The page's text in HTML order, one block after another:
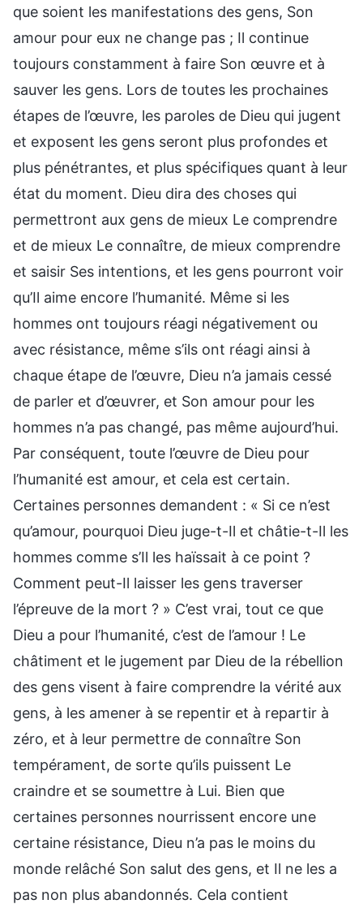
que soient les manifestations des gens, Son
amour pour eux ne change pas ; Il continue
toujours constamment à faire Son œuvre et à
sauver les gens. Lors de toutes les prochaines
étapes de l’œuvre, les paroles de Dieu qui jugent
et exposent les gens seront plus profondes et
plus pénétrantes, et plus spécifiques quant à leur
état du moment. Dieu dira des choses qui
permettront aux gens de mieux Le comprendre
et de mieux Le connaître, de mieux comprendre
et saisir Ses intentions, et les gens pourront voir
qu’Il aime encore l’humanité. Même si les
hommes ont toujours réagi négativement ou
avec résistance, même s’ils ont réagi ainsi à
chaque étape de l’œuvre, Dieu n’a jamais cessé
de parler et d’œuvrer, et Son amour pour les
hommes n’a pas changé, pas même aujourd’hui.
Par conséquent, toute l’œuvre de Dieu pour
l’humanité est amour, et cela est certain.
Certaines personnes demandent : « Si ce n’est
qu’amour, pourquoi Dieu juge-t-Il et châtie-t-Il les
hommes comme s’Il les haïssait à ce point ?
Comment peut-Il laisser les gens traverser
l’épreuve de la mort ? » C’est vrai, tout ce que
Dieu a pour l’humanité, c’est de l’amour ! Le
châtiment et le jugement par Dieu de la rébellion
des gens visent à faire comprendre la vérité aux
gens, à les amener à se repentir et à repartir à
zéro, et à leur permettre de connaître Son
tempérament, de sorte qu’ils puissent Le
craindre et se soumettre à Lui. Bien que
certaines personnes nourrissent encore une
certaine résistance, Dieu n’a pas le moins du
monde relâché Son salut des gens, et Il ne les a
pas non plus abandonnés. Cela contient